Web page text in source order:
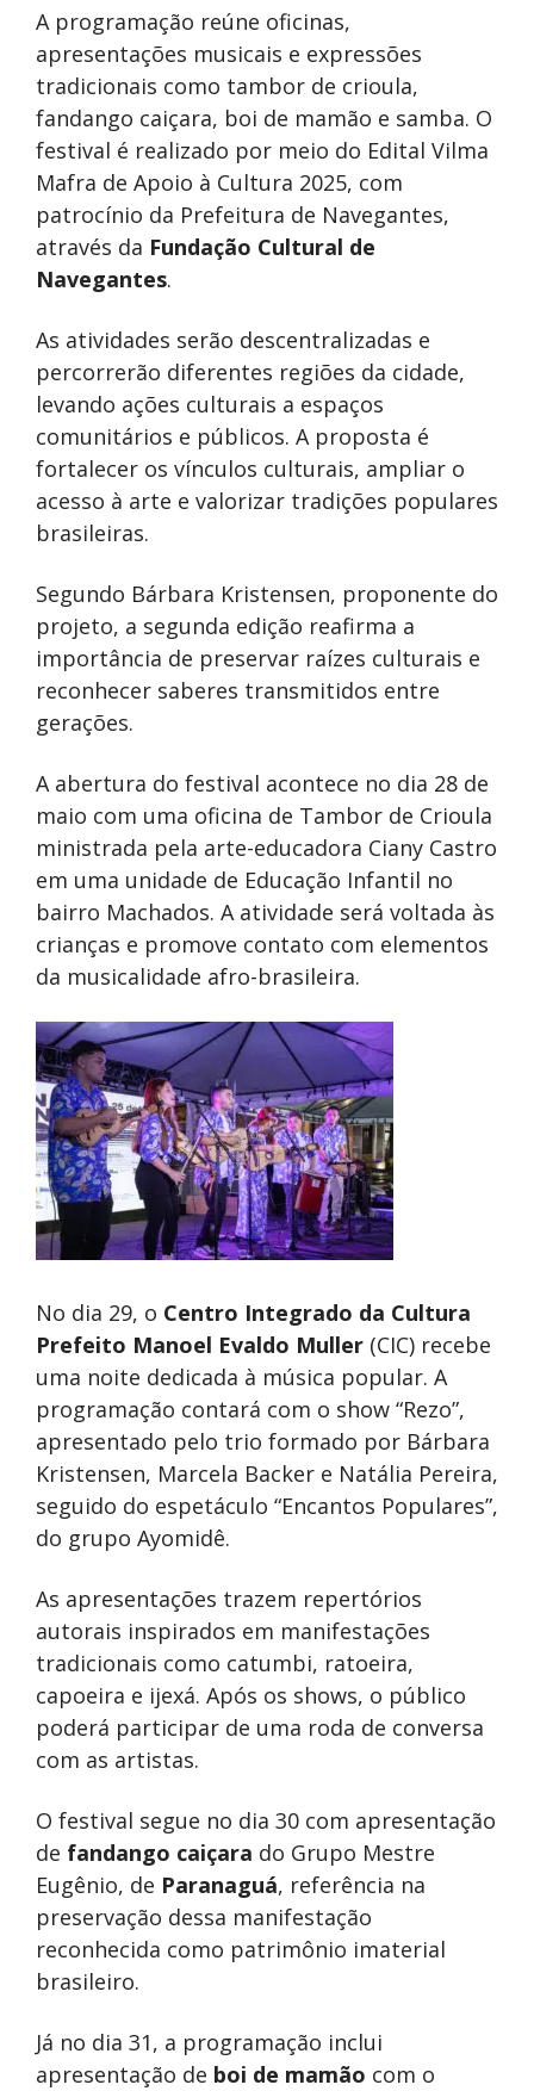
A programação reúne oficinas,
apresentações musicais e expressões
tradicionais como tambor de crioula,
fandango caiçara, boi de mamão e samba. O
festival é realizado por meio do Edital Vilma
Mafra de Apoio à Cultura 2025, com
patrocínio da Prefeitura de Navegantes,
através da Fundação Cultural de
Navegantes.
As atividades serão descentralizadas e
percorrerão diferentes regiões da cidade,
levando ações culturais a espaços
comunitários e públicos. A proposta é
fortalecer os vínculos culturais, ampliar o
acesso à arte e valorizar tradições populares
brasileiras.
Segundo Bárbara Kristensen, proponente do
projeto, a segunda edição reafirma a
importância de preservar raízes culturais e
reconhecer saberes transmitidos entre
gerações.
A abertura do festival acontece no dia 28 de
maio com uma oficina de Tambor de Crioula
ministrada pela arte-educadora Ciany Castro
em uma unidade de Educação Infantil no
bairro Machados. A atividade será voltada às
crianças e promove contato com elementos
da musicalidade afro-brasileira.
No dia 29, o Centro Integrado da Cultura
Prefeito Manoel Evaldo Muller (CIC) recebe
uma noite dedicada à música popular. A
programação contará com o show “Rezo”,
apresentado pelo trio formado por Bárbara
Kristensen, Marcela Backer e Natália Pereira,
seguido do espetáculo “Encantos Populares”,
do grupo Ayomidê.
As apresentações trazem repertórios
autorais inspirados em manifestações
tradicionais como catumbi, ratoeira,
capoeira e ijexá. Após os shows, o público
poderá participar de uma roda de conversa
com as artistas.
O festival segue no dia 30 com apresentação
de fandango caiçara do Grupo Mestre
Eugênio, de Paranaguá, referência na
preservação dessa manifestação
reconhecida como patrimônio imaterial
brasileiro.
Já no dia 31, a programação inclui
apresentação de boi de mamão com o